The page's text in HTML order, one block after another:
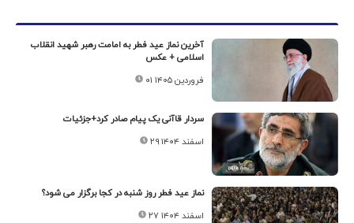
آخرین نماز عید فطر به امامت رهبر شهید انقلاب
اسلامی + عکس
۰۱ فروردین ۱۴۰۵
سردار قاآنی یک پیام صادر کرد+جزئیات
۲۹ اسفند ۱۴۰۴
نماز عید فطر روز شنبه در کجا برگزار می شود؟
۲۷ اسفند ۱۴۰۴